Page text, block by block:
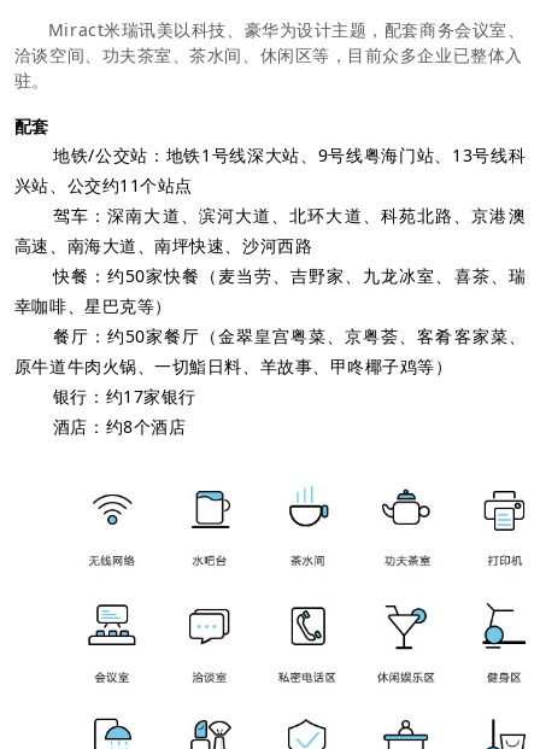
Miract米瑞讯美以科技、豪华为设计主题，配套商务会议室、
洽谈空间、功夫茶室、茶水间、休闲区等，目前众多企业已整体入
驻。
配套
地铁/公交站：地铁1号线深大站、9号线粤海门站、13号线科
兴站、公交约11个站点
驾车：深南大道、滨河大道、北环大道、科苑北路、京港澳
高速、南海大道、南坪快速、沙河西路
快餐：约50家快餐（麦当劳、吉野家、九龙冰室、喜茶、瑞
幸咖啡、星巴克等）
餐厅：约50家餐厅（金翠皇宫粤菜、京粤荟、客肴客家菜、
原牛道牛肉火锅、一切鮨日料、羊故事、甲咚椰子鸡等）
银行：约17家银行
酒店：约8个酒店